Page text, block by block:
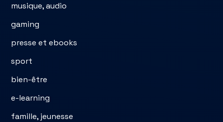
musique, audio
gaming
presse et ebooks
sport
bien-être
e-learning
famille, jeunesse